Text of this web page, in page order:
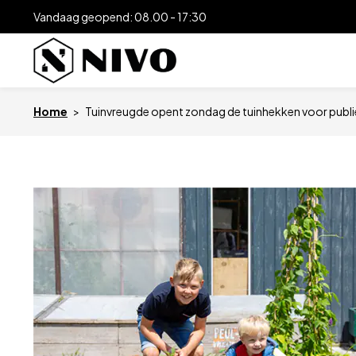
Vandaag geopend: 08.00 - 17:30
Home > Tuinvreugde opent zondag de tuinhekken voor